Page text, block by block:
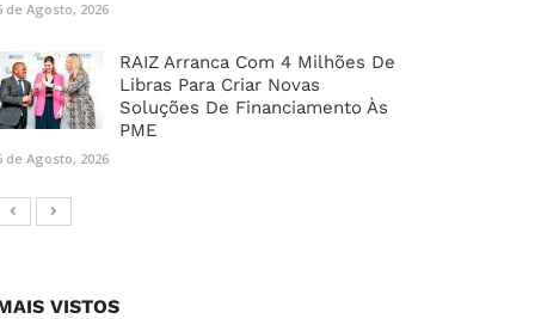
de Agosto, 2026
RAIZ Arranca Com 4 Milhões De
Libras Para Criar Novas
Soluções De Financiamento Às
PME
de Agosto, 2026
VISTOS